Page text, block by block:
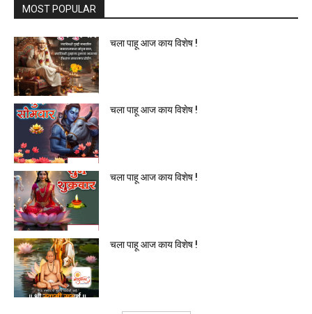
MOST POPULAR
चला पाहू आज काय विशेष !
चला पाहू आज काय विशेष !
चला पाहू आज काय विशेष !
चला पाहू आज काय विशेष !